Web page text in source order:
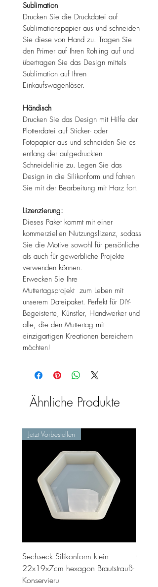
Sublimation
Drucken Sie die Druckdatei auf
Sublimationspapier aus und schneiden
Sie diese von Hand zu. Tragen Sie
den Primer auf Ihren Rohling auf und
übertragen Sie das Design mittels
Sublimation auf Ihren
Einkaufswagenlöser.
Händisch
Drucken Sie das Design mit Hilfe der
Plotterdatei auf Sticker- oder
Fotopapier aus und schneiden Sie es
entlang der aufgedruckten
Schneidelinie zu. Legen Sie das
Design in die Silikonform und fahren
Sie mit der Bearbeitung mit Harz fort.
Lizenzierung:
Dieses Paket kommt mit einer
kommerziellen Nutzungslizenz, sodass
Sie die Motive sowohl für persönliche
als auch für gewerbliche Projekte
verwenden können.
Erwecken Sie Ihre
Muttertagsprojekt zum Leben mit
unserem Dateipaket. Perfekt für DIY-
Begeisterte, Künstler, Handwerker und
alle, die den Muttertag mit
einzigartigen Kreationen bereichern
möchten!
Ähnliche Produkte
Jetzt Vorbestellen
Sechseck Silikonform klein
22x19x7cm hexagon Brautstrauß-
Konservieru